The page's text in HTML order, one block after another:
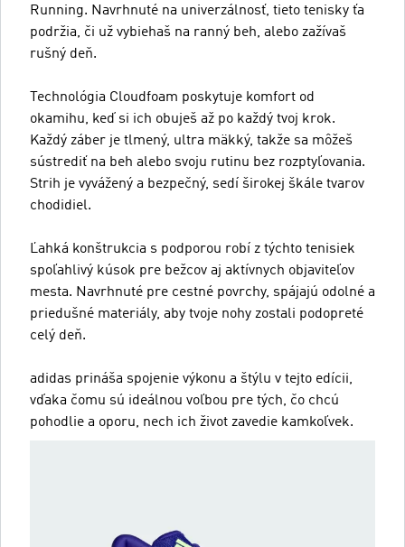
Running. Navrhnuté na univerzálnosť, tieto tenisky ťa
podržia, či už vybiehaš na ranný beh, alebo zažívaš
rušný deň.
Technológia Cloudfoam poskytuje komfort od
okamihu, keď si ich obuješ až po každý tvoj krok.
Každý záber je tlmený, ultra mäkký, takže sa môžeš
sústrediť na beh alebo svoju rutinu bez rozptyľovania.
Strih je vyvážený a bezpečný, sedí širokej škále tvarov
chodidiel.
Ľahká konštrukcia s podporou robí z týchto tenisiek
spoľahlivý kúsok pre bežcov aj aktívnych objaviteľov
mesta. Navrhnuté pre cestné povrchy, spájajú odolné a
priedušné materiály, aby tvoje nohy zostali podopreté
celý deň.
adidas prináša spojenie výkonu a štýlu v tejto edícii,
vďaka čomu sú ideálnou voľbou pre tých, čo chcú
pohodlie a oporu, nech ich život zavedie kamkoľvek.